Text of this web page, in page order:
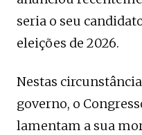
seria o seu
eleições de 2026.
Nestas
governo, o
lamentam a sua